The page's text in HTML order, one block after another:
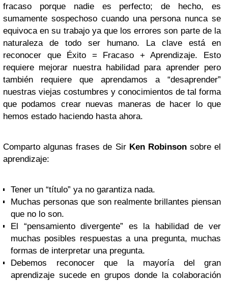
fracaso porque nadie es perfecto; de hecho, es
sumamente sospechoso cuando una persona nunca se
equivoca en su trabajo ya que los errores son parte de la
naturaleza de todo ser humano. La clave está en
reconocer que Éxito = Fracaso + Aprendizaje. Esto
requiere mejorar nuestra habilidad para aprender pero
también requiere que aprendamos a “desaprender”
nuestras viejas costumbres y conocimientos de tal forma
que podamos crear nuevas maneras de hacer lo que
hemos estado haciendo hasta ahora.
Comparto algunas frases de Sir KenRobinsonsobre el
aprendizaje:
Tener un “título” ya no garantiza nada.
Muchas personas que son realmente brillantes piensan
que no lo son.
El “pensamiento divergente” es la habilidad de ver
muchas posibles respuestas a una pregunta, muchas
formas de interpretar una pregunta.
Debemos reconocer que la mayoría del gran
aprendizaje sucede en grupos donde la colaboración